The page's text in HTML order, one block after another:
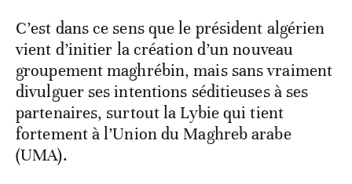
C’est dans ce sens que le président algérien
vient d’initier la création d’un nouveau
groupement maghrébin, mais sans vraiment
divulguer ses intentions séditieuses à ses
partenaires, surtout la Lybie qui tient
fortement à l’Union du Maghreb arabe
(UMA).